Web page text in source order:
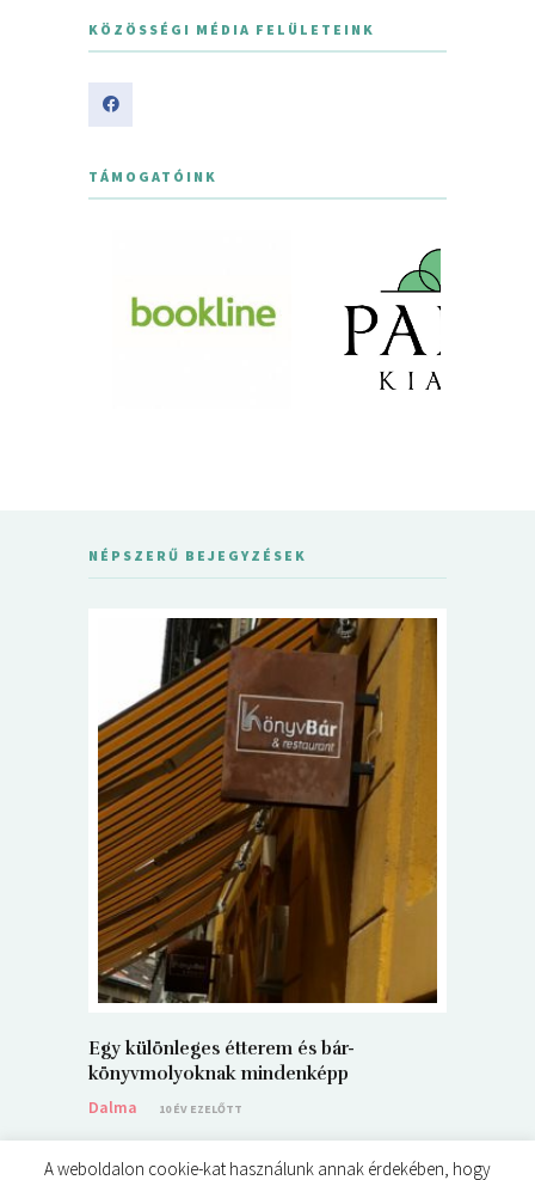
KÖZÖSSÉGI MÉDIA FELÜLETEINK
TÁMOGATÓINK
NÉPSZERŰ BEJEGYZÉSEK
Egy különleges étterem és bár-
könyvmolyoknak mindenképp
Dalma
10 ÉV EZELŐTT
A weboldalon cookie-kat használunk annak érdekében, hogy